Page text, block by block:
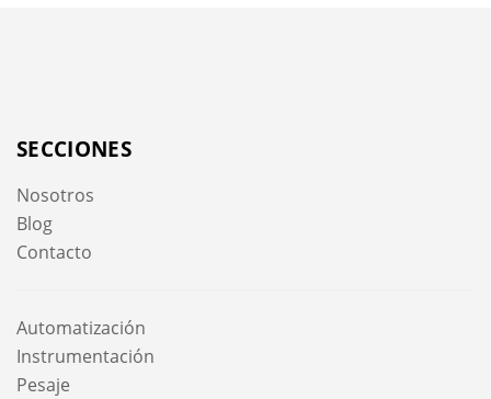
SECCIONES
Nosotros
Blog
Contacto
Automatización
Instrumentación
Pesaje